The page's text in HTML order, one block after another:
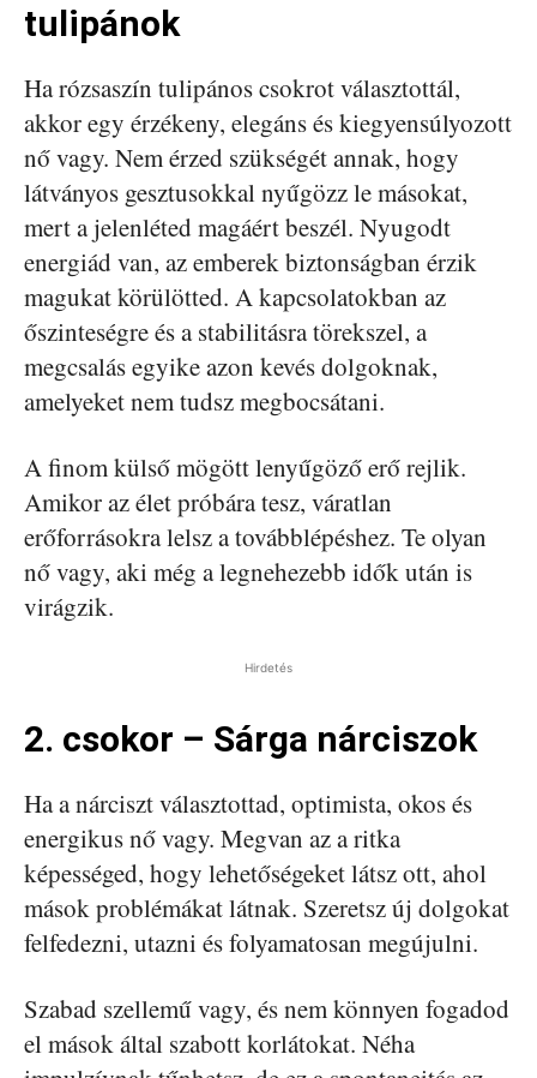
tulipánok
Ha rózsaszín tulipános csokrot választottál,
akkor egy érzékeny, elegáns és kiegyensúlyozott
nő vagy. Nem érzed szükségét annak, hogy
látványos gesztusokkal nyűgözz le másokat,
mert a jelenléted magáért beszél. Nyugodt
energiád van, az emberek biztonságban érzik
magukat körülötted. A kapcsolatokban az
őszinteségre és a stabilitásra törekszel, a
megcsalás egyike azon kevés dolgoknak,
amelyeket nem tudsz megbocsátani.
A finom külső mögött lenyűgöző erő rejlik.
Amikor az élet próbára tesz, váratlan
erőforrásokra lelsz a továbblépéshez. Te olyan
nő vagy, aki még a legnehezebb idők után is
virágzik.
Hirdetés
2. csokor – Sárga nárciszok
Ha a nárciszt választottad, optimista, okos és
energikus nő vagy. Megvan az a ritka
képességed, hogy lehetőségeket látsz ott, ahol
mások problémákat látnak. Szeretsz új dolgokat
felfedezni, utazni és folyamatosan megújulni.
Szabad szellemű vagy, és nem könnyen fogadod
el mások által szabott korlátokat. Néha